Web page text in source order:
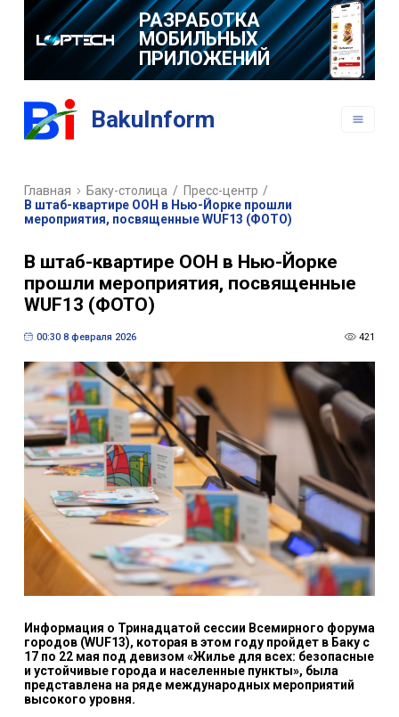
РАЗРАБОТКА
МОБИЛЬНЫХ
ПРИЛОЖЕНИЙ
BakuInform
Главная Баку-столица / Пресс-центр /
В штаб-квартире ООН в Нью-Йорке прошли
мероприятия, посвященные WUF13 (ФОТО)
В штаб-квартире ООН в Нью-Йорке
прошли мероприятия, посвященные
WUF13 (ФОТО)
00:30 8 февраля 2026 421
Информация о Тринадцатой сессии Всемирного форума
городов (WUF13), которая в этом году пройдет в Баку с
17 по 22 мая под девизом «Жилье для всех: безопасные
и устойчивые города и населенные пункты», была
представлена ​​на ряде международных мероприятий
высокого уровня.